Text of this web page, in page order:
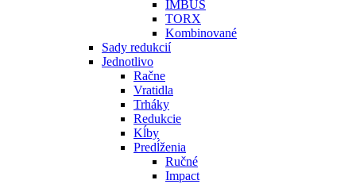
IMBUS
TORX
Kombinované
Sady redukcií
Jednotlivo
Račne
Vratidla
Trháky
Redukcie
Kĺby
Predĺženia
Ručné
Impact